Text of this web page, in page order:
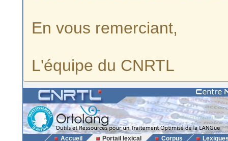
En vous remerciant,
L'équipe du CNRTL
Accueil Portail lexical Corpus